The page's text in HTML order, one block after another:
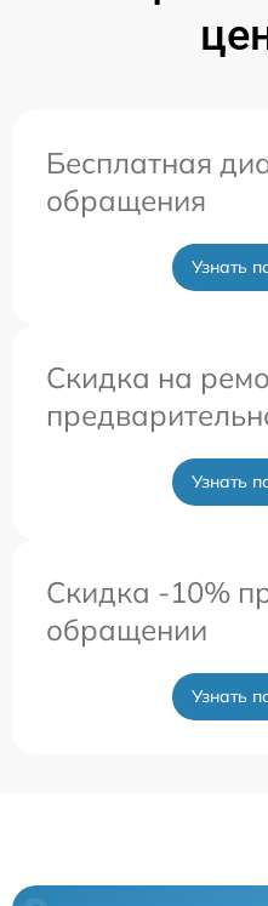
Бесплатная
обращения
Узнать
Скидка на
Узнать
Скидка -10%
обращении
Узнать